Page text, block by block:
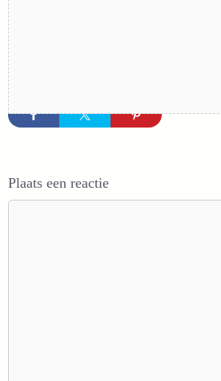
Plaats een reactie